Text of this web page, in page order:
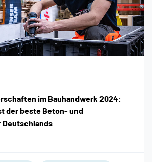
im Bauhandwerk 2024:
der beste Beton- und